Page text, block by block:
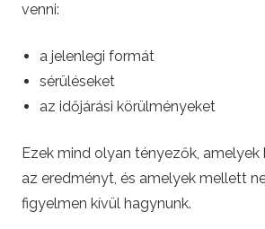
venni:
a jelenlegi formát
sérüléseket
az időjárási körülményeket
Ezek mind olyan tényezők,
az eredményt, és amelyek mellett
figyelmen kívül hagynunk.